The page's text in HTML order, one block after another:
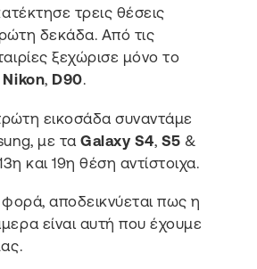
τρεις θέσεις
δεκάδα. Από τις
ξεχώρισε μόνο το
Nikon, D90.
εικοσάδα συναντάμε
με ταGalaxy S4, S5 &
και 19η θέση αντίστοιχα.
φορά, αποδεικνύεται πως η
είναι αυτή που έχουμε